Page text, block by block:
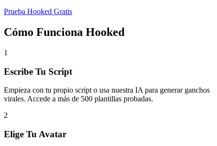
Prueba Hooked Gratis
Cómo Funciona Hooked
1
Escribe Tu Script
Empieza con tu propio script o usa nuestra IA para generar ganchos
virales. Accede a más de 500 plantillas probadas.
2
Elige Tu Avatar